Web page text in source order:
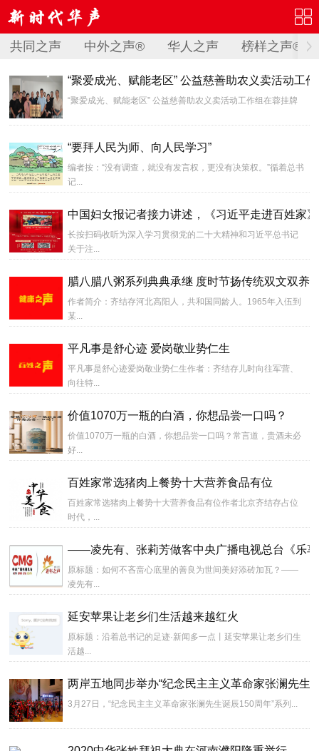
共同之声 中外之声® 华人之声 榜样之声®
“聚爱成光、赋能老区” 公益慈善助农义卖活动工
“聚爱成光、赋能老区” 公益慈善助农义卖活动工作组在蓉挂牌
“要拜人民为师、向人民学习”
编者按：“没有调查，就没有发言权，更没有决策权。”循着总书
记...
中国妇女报记者接力讲述，《习近平走进百姓家
长按扫码收听为深入学习贯彻党的二十大精神和习近平总书记
关于注...
腊八腊八粥系列典典承继 度时节扬传统双文双养
作者简介：齐结存河北高阳人，共和国同龄人。1965年入伍到
某...
平凡事是舒心迹 爱岗敬业势仁生
平凡事是舒心迹爱岗敬业势仁生作者：齐结存儿时向往军营、
向往特...
价值1070万一瓶的白酒，你想品尝一口吗？
价值1070万一瓶的白酒，你想品尝一口吗？常言道，贵酒未必
好...
百姓家常选猪肉上餐势十大营养食品有位
百姓家常选猪肉上餐势十大营养食品有位作者北京齐结存占位
时代，...
——凌先有、张莉芳做客中央广播电视总台《乐
原标题：如何不吝啬心底里的善良为世间美好添砖加瓦？——
凌先有...
延安苹果让老乡们生活越来越红火
原标题：沿着总书记的足迹·新闻多一点丨延安苹果让老乡们生
活越...
两岸五地同步举办“纪念民主主义革命家张澜先生
3月27日，“纪念民主主义革命家张澜先生诞辰150周年”系列...